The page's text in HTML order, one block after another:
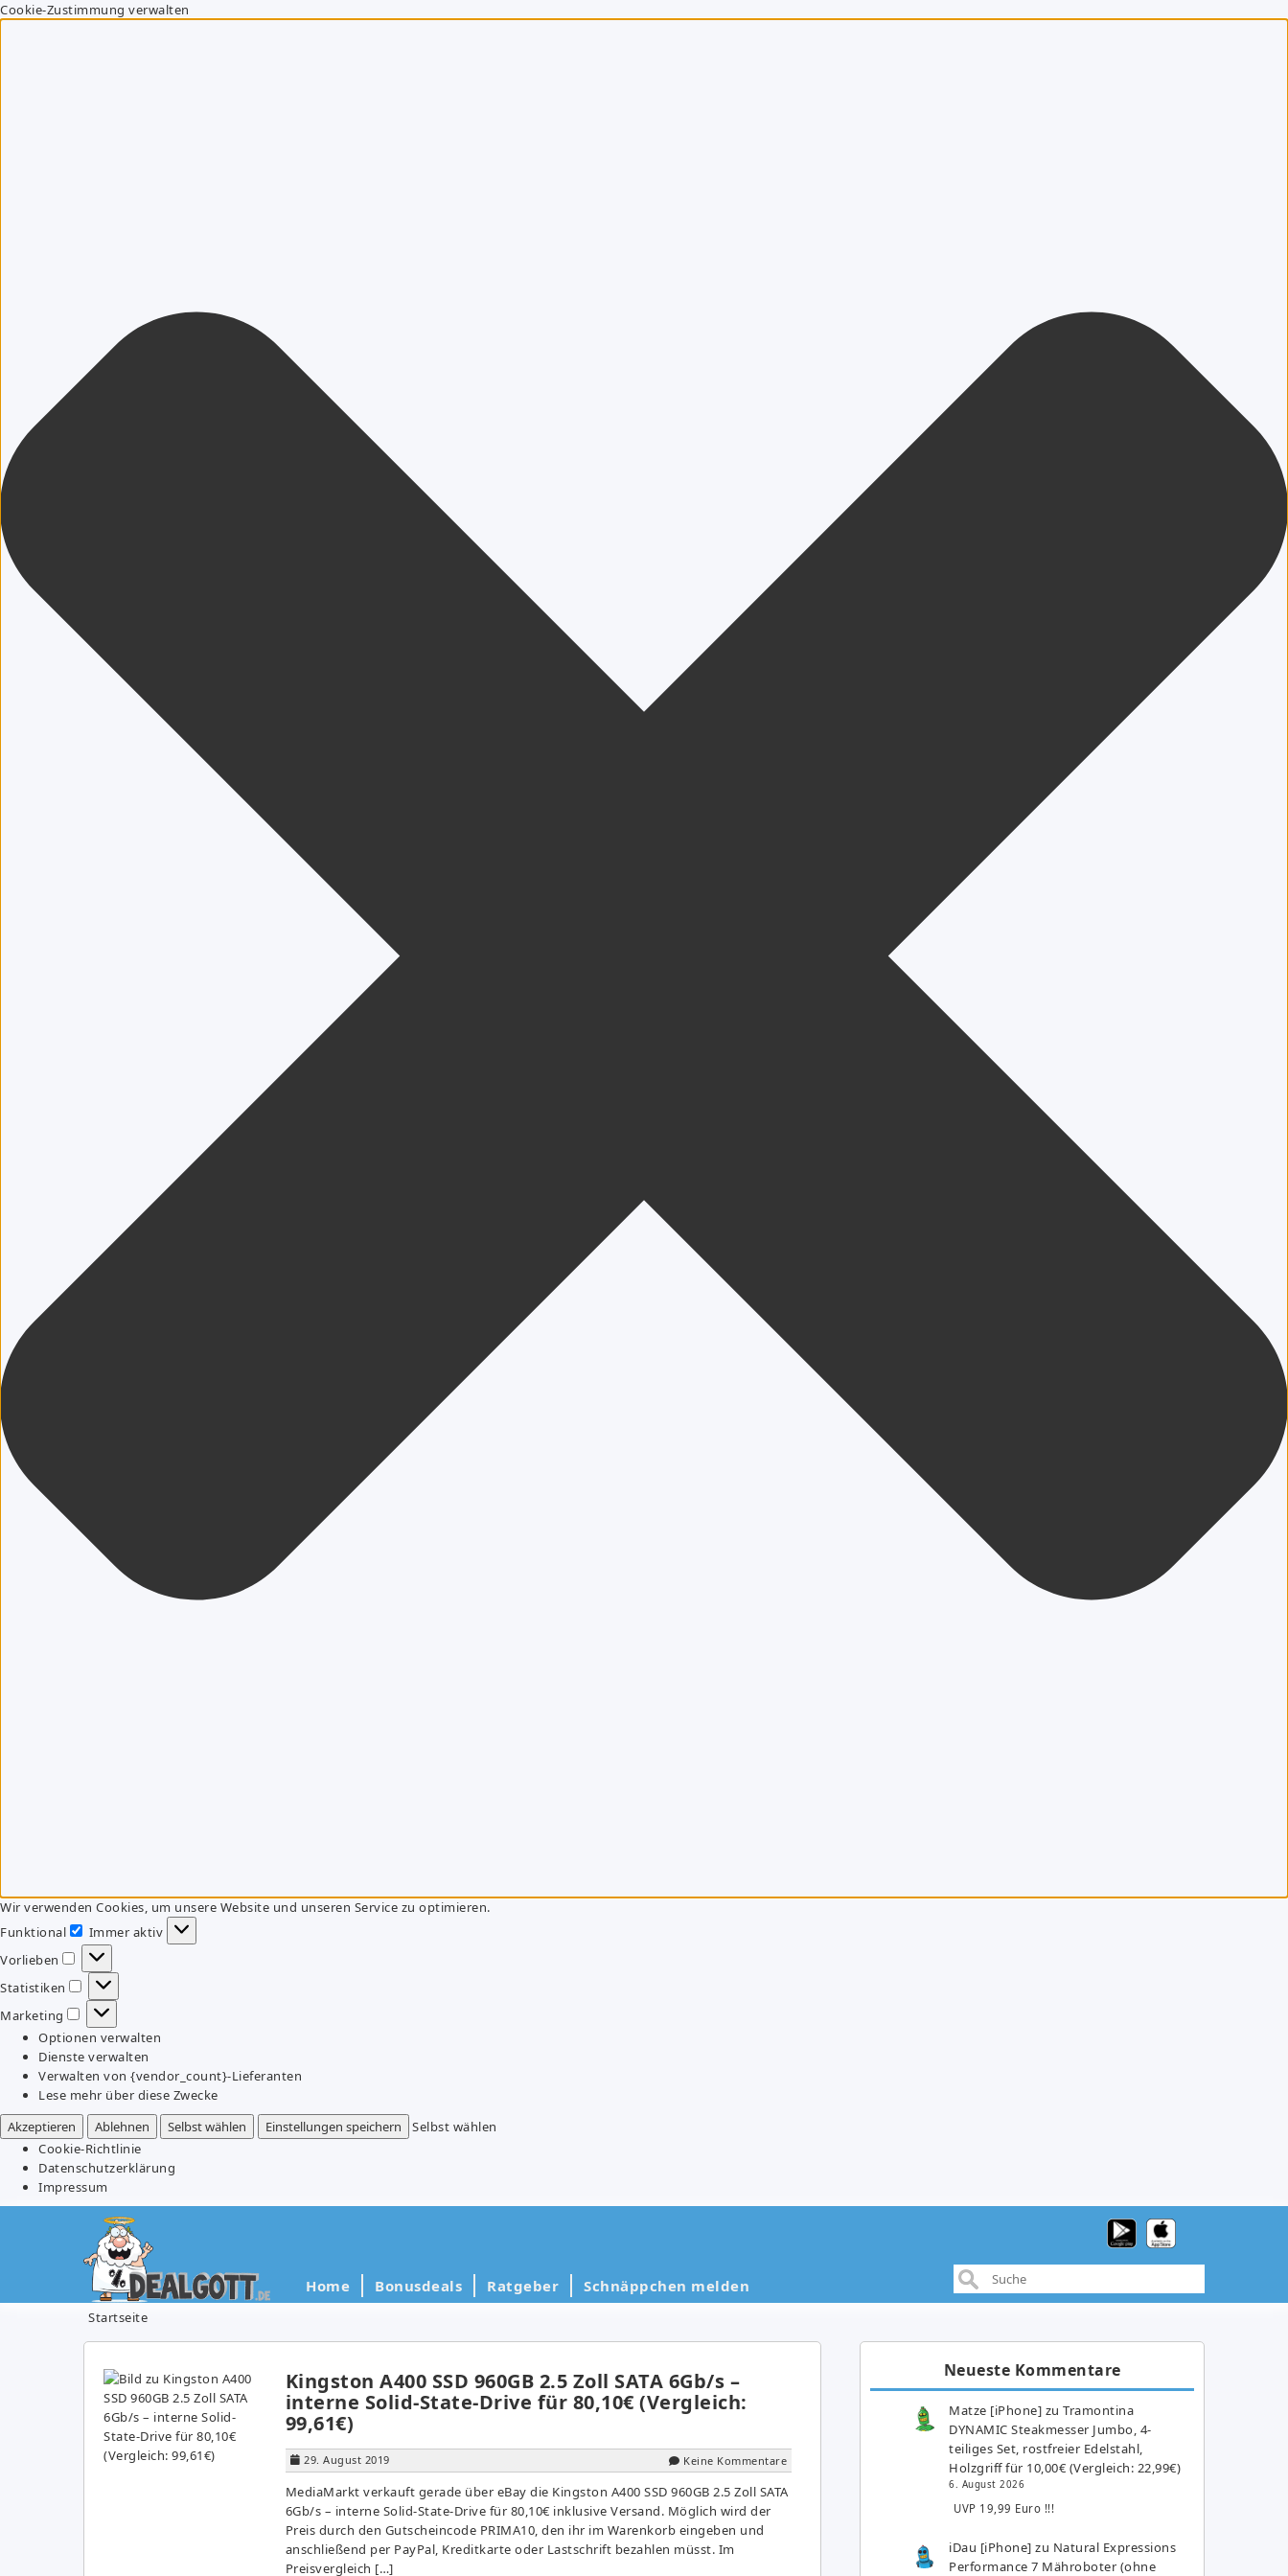
Cookie-Zustimmung verwalten
Wir verwenden Cookies, um unsere Website und unseren Service zu optimieren.
Funktional
Funktional
Immer aktiv
Vorlieben
Vorlieben
Statistiken
Statistiken
Marketing
Marketing
Optionen verwalten
Dienste verwalten
Verwalten von {vendor_count}-Lieferanten
Lese mehr über diese Zwecke
Akzeptieren
Ablehnen Selbst wählen Einstellungen speichern
Selbst wählen
Cookie-Richtlinie
Datenschutzerklärung
Impressum
Home Bonusdeals Ratgeber Schnäppchen melden
Startseite
Kingston A400 SSD 960GB 2.5 Zoll SATA 6Gb/s –
interne Solid-State-Drive für 80,10€ (Vergleich:
99,61€)
29. August 2019 Keine Kommentare
MediaMarkt verkauft gerade über eBay die Kingston A400 SSD 960GB 2.5 Zoll SATA
6Gb/s – interne Solid-State-Drive für 80,10€ inklusive Versand. Möglich wird der
Preis durch den Gutscheincode PRIMA10, den ihr im Warenkorb eingeben und
anschließend per PayPal, Kreditkarte oder Lastschrift bezahlen müsst. Im
Preisvergleich […]
Neueste Kommentare
Matze [iPhone] zuTramontina
DYNAMIC Steakmesser Jumbo, 4-
teiliges Set, rostfreier Edelstahl,
Holzgriff für 10,00€ (Vergleich: 22,99€)
6. August 2026
UVP 19,99 Euro !!!
iDau [iPhone] zu Natural Expressions
Performance 7 Mähroboter (ohne